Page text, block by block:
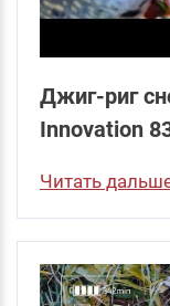
Джиг-риг
Innovation
Читать